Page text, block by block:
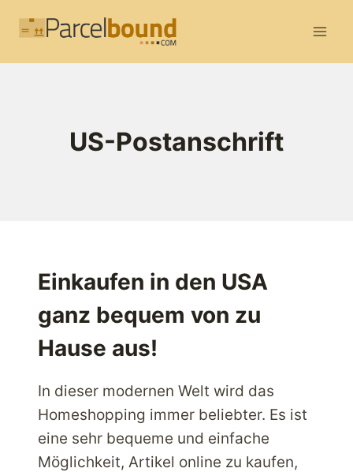
Inhalt
US-Postanschrift
Einkaufen in den USA
ganz bequem von zu
Hause aus!
In dieser modernen Welt wird das
Homeshopping immer beliebter. Es ist
eine sehr bequeme und einfache
Möglichkeit, Artikel online zu kaufen,